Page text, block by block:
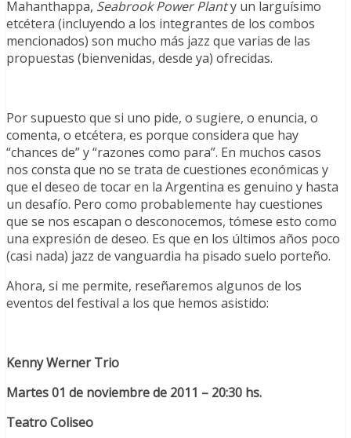
Mahanthappa, Seabrook Power Planty un larguísimo
etcétera (incluyendo a los integrantes de los combos
mencionados) son mucho más jazz que varias de las
propuestas (bienvenidas, desde ya) ofrecidas.
Por supuesto que si uno pide, o sugiere, o enuncia, o
comenta, o etcétera, es porque considera que hay
“chances de” y “razones como para”. En muchos casos
nos consta que no se trata de cuestiones económicas y
que el deseo de tocar en la Argentina es genuino y hasta
un desafío. Pero como probablemente hay cuestiones
que se nos escapan o desconocemos, tómese esto como
una expresión de deseo. Es que en los últimos años poco
(casi nada) jazz de vanguardia ha pisado suelo porteño.
Ahora, si me permite, reseñaremos algunos de los
eventos del festival a los que hemos asistido:
Kenny Werner Trio
Martes 01 de noviembre de 2011 – 20:30 hs.
Teatro Coliseo